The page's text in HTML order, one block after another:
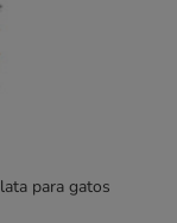
para gatos